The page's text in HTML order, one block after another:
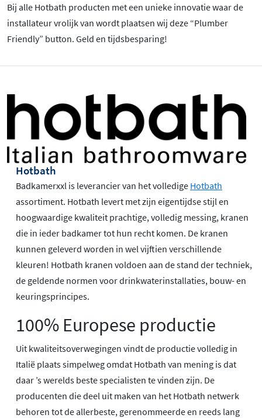
Bij alle Hotbath producten met een unieke innovatie waar de
installateur vrolijk van wordt plaatsen wij deze “Plumber
Friendly” button. Geld en tijdsbesparing!
Hotbath
Badkamerxxl is leverancier van het volledige Hotbath
assortiment. Hotbath levert met zijn eigentijdse stijl en
hoogwaardige kwaliteit prachtige, volledig messing, kranen
die in ieder badkamer tot hun recht komen. De kranen
kunnen geleverd worden in wel vijftien verschillende
kleuren! Hotbath kranen voldoen aan de stand der techniek,
de geldende normen voor drinkwaterinstallaties, bouw- en
keuringsprincipes.
100% Europese productie
Uit kwaliteitsoverwegingen vindt de productie volledig in
Italië plaats simpelweg omdat Hotbath van mening is dat
daar ’s werelds beste specialisten te vinden zijn. De
producenten die deel uit maken van het Hotbath netwerk
behoren tot de allerbeste, gerenommeerde en reeds lang